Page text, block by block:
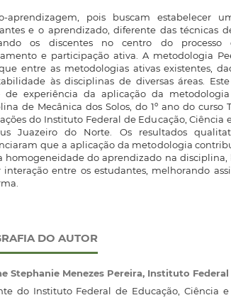
aprendizagem, pois buscam estabelecer
e o aprendizado, diferente das técnicas
os discentes no centro do processo
e participação ativa. A metodologia
entre as metodologias ativas existentes,
às disciplinas de diversas áreas.
de experiência da aplicação da
de Mecânica dos Solos, do 1º ano do curso
do Instituto Federal de Educação, Ciência
Juazeiro do Norte. Os resultados
que a aplicação da metodologia
homogeneidade do aprendizado na
interação entre os estudantes, melhorando
DO AUTOR
Stephanie Menezes Pereira, Instituto Federal
do Instituto Federal de Educação, Ciência e